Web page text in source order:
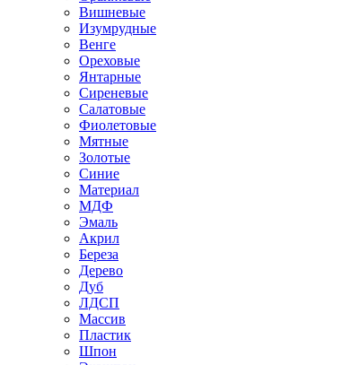
Вишневые
Изумрудные
Венге
Ореховые
Янтарные
Сиреневые
Салатовые
Фиолетовые
Мятные
Золотые
Синие
Материал
МДФ
Эмаль
Акрил
Береза
Дерево
Дуб
ЛДСП
Массив
Пластик
Шпон